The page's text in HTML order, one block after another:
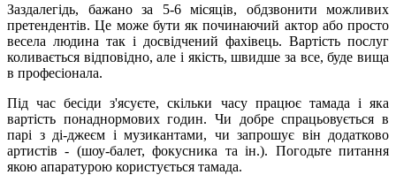
Заздалегідь, бажано за 5-6 місяців, обдзвонити можливих
претендентів. Це може бути як починаючий актор або просто
весела людина так і досвідчений фахівець. Вартість послуг
коливається відповідно, але і якість, швидше за все, буде вища
в професіонала.
Під час бесіди з'ясуєте, скільки часу працює тамада і яка
вартість понаднормових годин. Чи добре спрацьовується в
парі з ді-джеєм і музикантами, чи запрошує він додатково
артистів - (шоу-балет, фокусника та ін.). Погодьте питання
якою апаратурою користується тамада.